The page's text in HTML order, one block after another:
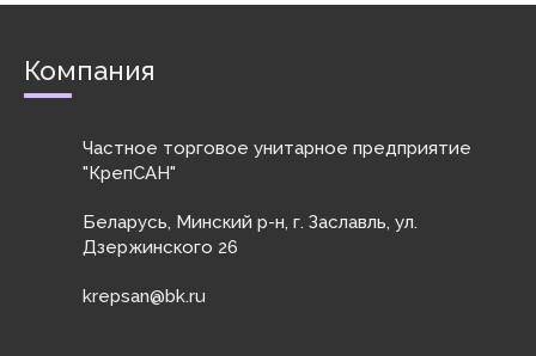
Компания
Частное торговое унитарное предприятие
"КрепСАН"
Беларусь, Минский р-н, г. Заславль, ул.
Дзержинского 26
krepsan@bk.ru